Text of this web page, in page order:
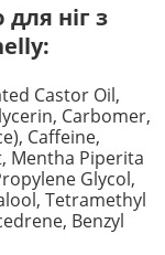
ніг з
Castor Oil,
Carbomer,
Caffeine,
Mentha Piperita
Glycol,
Tetramethyl
Benzyl